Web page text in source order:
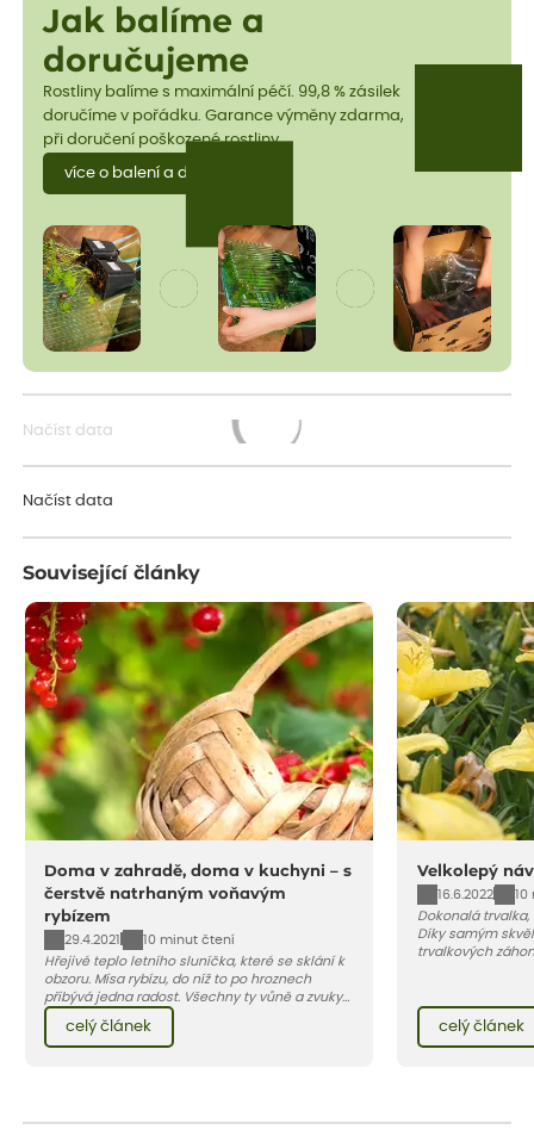
Jak balíme a
doručujeme
Rostliny balíme s maximální péčí. 99,8 % zásilek
doručíme v pořádku. Garance výměny zdarma,
při doručení poškozené rostliny.
více o balení a dopravě
Načíst data
Načíst data
Související články
Doma v zahradě, doma v kuchyni – s
čerstvě natrhaným voňavým
rybízem
29.4.2021
10 minut čtení
Hřejivé teplo letního sluníčka, které se sklání k
obzoru. Mísa rybízu, do níž to po hroznech
přibývá jedna radost. Všechny ty vůně a zvuky
červencové zahrady. Sklizeň rybízu do kuchyně
vnese neuvěřitelný klid a radost. A taky trochu
bezstarostnosti dětství při mlsání babiččina
celý článek
Velkolepý
16.6.2022
10
Dokonalá
Díky samým
trvalkových
celý článek